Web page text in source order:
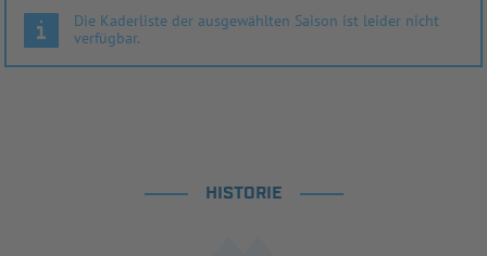
Die Kaderliste der ausgewählten Saison ist leider nicht
verfügbar.
HISTORIE